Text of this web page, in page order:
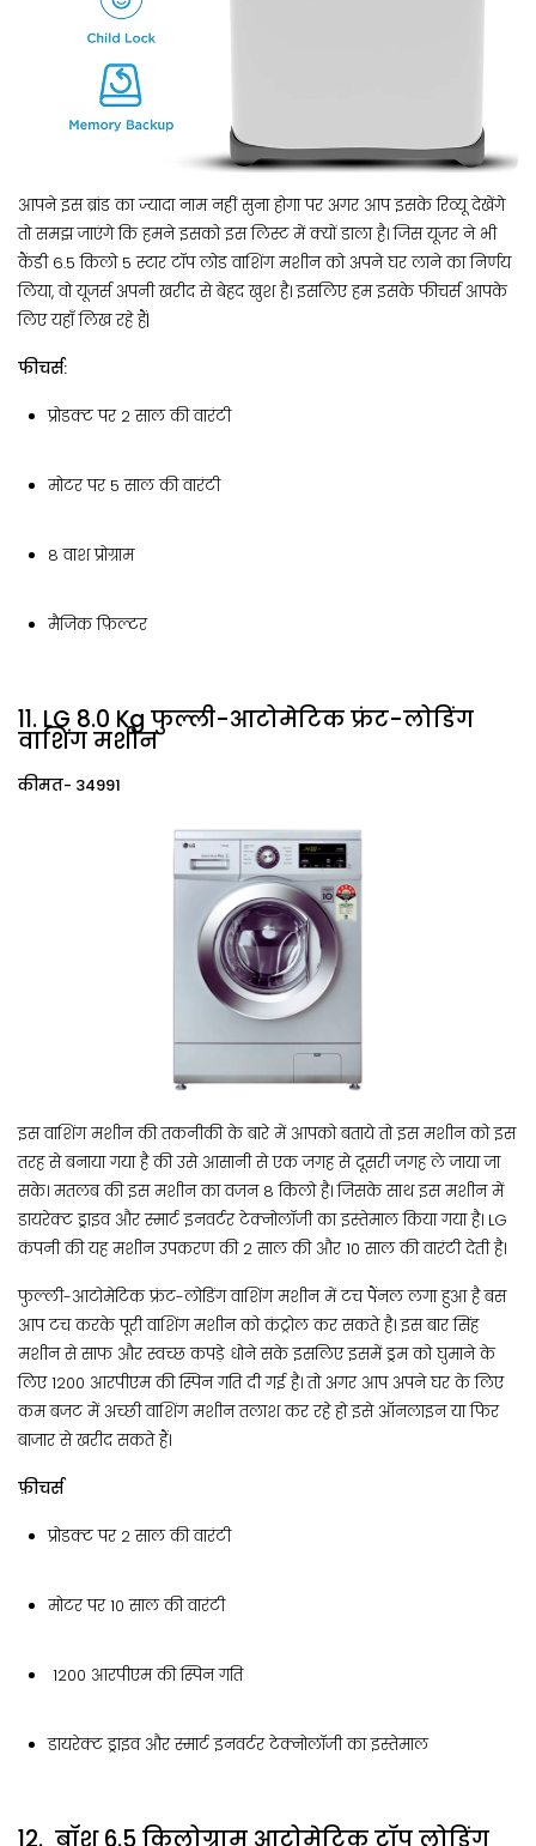
आपने इस ब्रांड का ज्यादा नाम नहीं सुना होगा पर अगर आप इसके रिव्यू देखेंगे
तो समझ जाएंगे कि हमने इसको इस लिस्ट में क्यों डाला है। जिस यूजर ने भी
कैंडी 6.5 किलो 5 स्टार टॉप लोड वाशिंग मशीन को अपने घर लाने का निर्णय
लिया, वो यूजर्स अपनी खरीद से बेहद खुश है। इसलिए हम इसके फीचर्स आपके
लिए यहाँ लिख रहे हैं|
फीचर्स:
प्रोडक्ट पर 2 साल की वारंटी
मोटर पर 5 साल की वारंटी
8 वाश प्रोग्राम
मैजिक फ़िल्टर
11. LG 8.0 Kg फुल्ली-आटोमेटिक फ्रंट-लोडिंग
वाशिंग मशीन
कीमत- 34991
इस वाशिंग मशीन की तकनीकी के बारे में आपको बताये तो इस मशीन को इस
तरह से बनाया गया है की उसे आसानी से एक जगह से दूसरी जगह ले जाया जा
सके। मतलब की इस मशीन का वजन 8 किलो है। जिसके साथ इस मशीन में
डायरेक्ट ड्राइव और स्मार्ट इनवर्टर टेक्नोलॉजी का इस्तेमाल किया गया है। LG
कंपनी की यह मशीन उपकरण की 2 साल की और 10 साल की वारंटी देती है।
फुल्ली-आटोमेटिक फ्रंट-लोडिंग वाशिंग मशीन में टच पैंनल लगा हुआ है बस
आप टच करके पूरी वाशिंग मशीन को कंट्रोल कर सकते है। इस बार सिंह
मशीन से साफ और स्वच्छ कपड़े धोने सके इसलिए इसमें ड्रम को घुमाने के
लिए 1200 आरपीएम की स्पिन गति दी गई है। तो अगर आप अपने घर के लिए
कम बजट में अच्छी वाशिंग मशीन तलाश कर रहे हो इसे ऑनलाइन या फिर
बाजार से खरीद सकते हैं।
फ़ीचर्स
प्रोडक्ट पर 2 साल की वारंटी
मोटर पर 10 साल की वारंटी
1200 आरपीएम की स्पिन गति
डायरेक्ट ड्राइव और स्मार्ट इनवर्टर टेक्नोलॉजी का इस्तेमाल
12. बॉश 6.5 किलोग्राम आटोमेटिक टॉप लोडिंग